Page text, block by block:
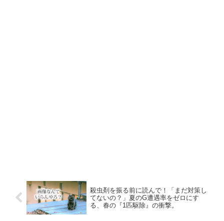
殺虫剤を振る前に読んで！「まだ対策し
てないの？」夏のG遭遇率をゼロにす
る、春の『1匹駆除』の衝撃。